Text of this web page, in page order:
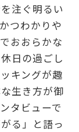
注ぐ明るい
つわかりや
おおらかな
日の過ごし
キングが趣
生き方が御
タビューで
る」と語っ